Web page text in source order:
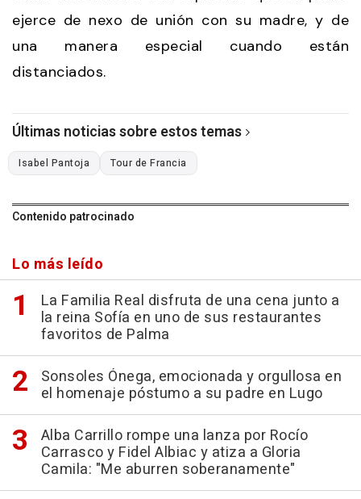
ejerce de nexo de unión con su madre, y de
una manera especial cuando están
distanciados.
Últimas noticias sobre estos temas
Isabel Pantoja Tour de Francia
Contenido patrocinado
Lo más leído
La Familia Real disfruta de una cena junto a
la reina Sofía en uno de sus restaurantes
favoritos de Palma
Sonsoles Ónega, emocionada y orgullosa en
el homenaje póstumo a su padre en Lugo
Alba Carrillo rompe una lanza por Rocío
Carrasco y Fidel Albiac y atiza a Gloria
Camila: "Me aburren soberanamente"